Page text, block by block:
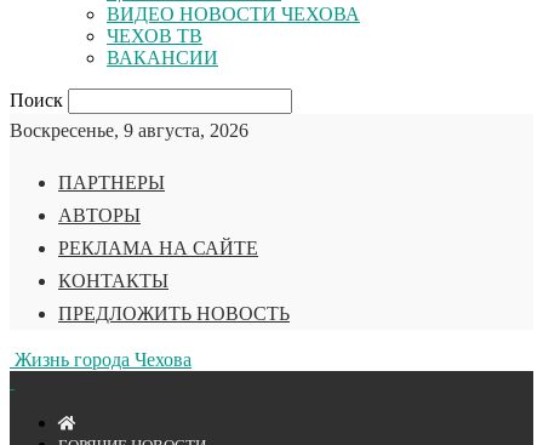
ВИДЕО НОВОСТИ ЧЕХОВА
ЧЕХОВ ТВ
ВАКАНСИИ
Поиск
Воскресенье, 9 августа, 2026
ПАРТНЕРЫ
АВТОРЫ
РЕКЛАМА НА САЙТЕ
КОНТАКТЫ
ПРЕДЛОЖИТЬ НОВОСТЬ
Жизнь города Чехова